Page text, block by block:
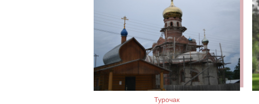
Турочак